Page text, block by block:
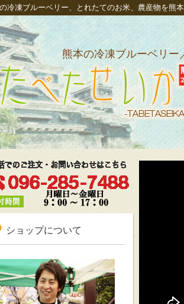
冷凍ブルーベリー、とれたてのお米、農産物を熊
凍ブルーベリーも通販、
本新米発芽玄米｜たべた
いか
熊本の冷凍ブルーベリー
ショップについて